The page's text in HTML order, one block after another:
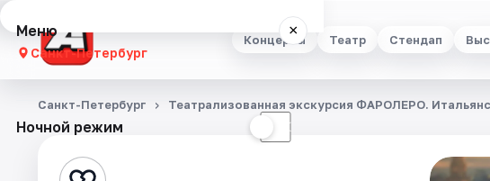
Концерты Театр Стендап
Меню ×
Санкт-Петербург
Концерты
Ночной режим ☾
Санкт-Петербург Театрализованная экскурсия ФАРОЛЕРО.